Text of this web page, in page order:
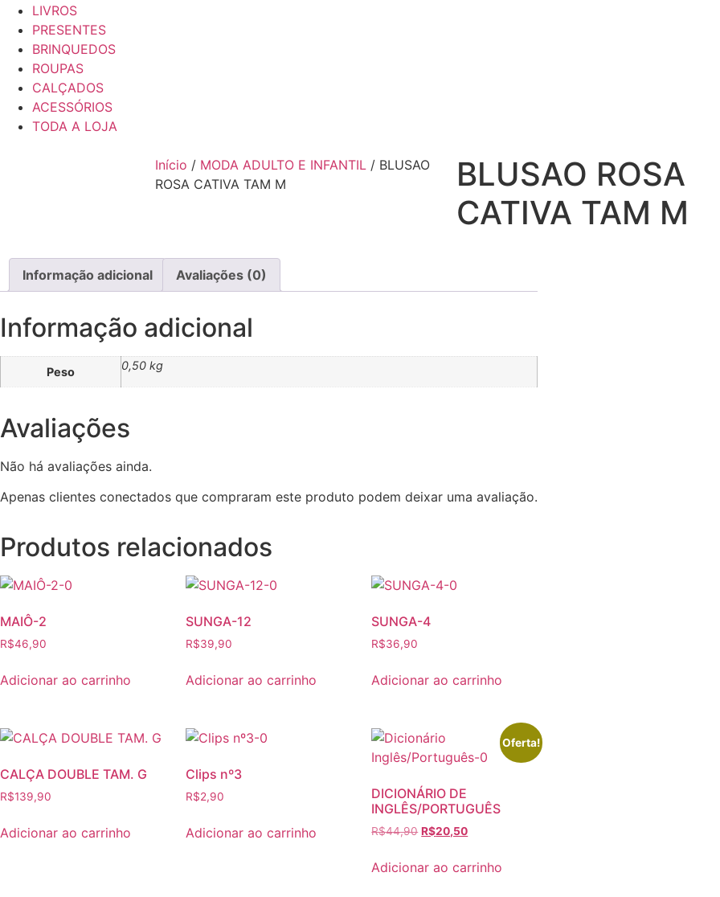
LIVROS
PRESENTES
BRINQUEDOS
ROUPAS
CALÇADOS
ACESSÓRIOS
TODA A LOJA
Início / MODA ADULTO E INFANTIL / BLUSAO
ROSA CATIVA TAM M
BLUSAO ROSA
CATIVA TAM M
Informação adicional Avaliações (0)
Informação adicional
Peso 0,50 kg
Avaliações
Não há avaliações ainda.
Apenas clientes conectados que compraram este produto podem deixar uma avaliação.
Produtos relacionados
MAIÔ-2
R$46,90
Adicionar ao carrinho
SUNGA-12
R$39,90
Adicionar ao carrinho
SUNGA-4
R$36,90
Adicionar ao carrinho
CALÇA DOUBLE TAM. G
R$139,90
Adicionar ao carrinho
Clips nº3
R$2,90
Adicionar ao carrinho
Oferta!
DICIONÁRIO DE
INGLÊS/PORTUGUÊS
R$44,90 O
original
R$20,50O
atual
Adicionar ao carrinho